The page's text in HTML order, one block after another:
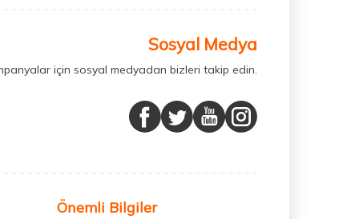
Sosyal Medya
için sosyal medyadan bizleri takip edin.
Önemli Bilgiler